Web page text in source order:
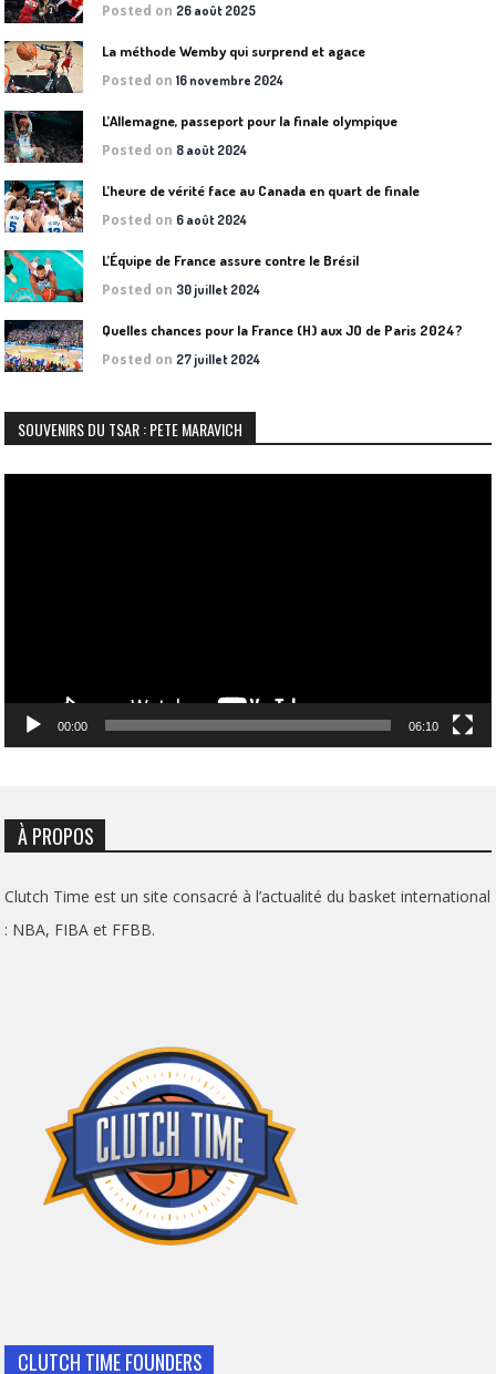
Posted on 26 août 2025
La méthode Wemby qui surprend et agace
Posted on16 novembre 2024
L’Allemagne, passeport pour la finale olympique
Posted on 8 août 2024
L’heure de vérité face au Canada en quart de finale
Posted on 6 août 2024
L’Équipe de France assure contre le Brésil
Posted on 30 juillet 2024
Quelles chances pour la France (H) aux JO de Paris 2024?
Posted on 27 juillet 2024
SOUVENIRS DU TSAR : PETE MARAVICH
00:00 06:10
À PROPOS
Clutch Time est un site consacré à l’actualité du basket international
: NBA, FIBA et FFBB.
CLUTCH TIME FOUNDERS